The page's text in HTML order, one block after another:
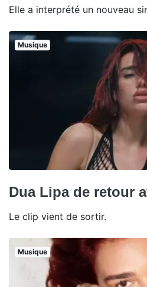
Elle a interprété un nouveau
Musique
Dua Lipa de retour
Le clip vient de sortir.
Musique